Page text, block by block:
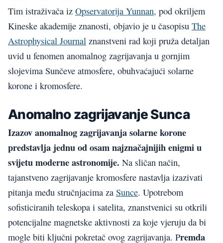
Tim istraživača iz Opservatorija Yunnan, pod okriljem
Kineske akademije znanosti, objavio je u časopisu The
Astrophysical Journal znanstveni rad koji pruža detaljan
uvid u fenomen anomalnog zagrijavanja u gornjim
slojevima Sunčeve atmosfere, obuhvaćajući solarne
korone i kromosfere.
Anomalno zagrijavanje Sunca
Izazov anomalnog zagrijavanja solarne korone
predstavlja jednu od osam najznačajnijih enigmi u
svijetu moderne astronomije. Na sličan način,
tajanstveno zagrijavanje kromosfere nastavlja izazivati
pitanja među stručnjacima za Sunce. Upotrebom
sofisticiranih teleskopa i satelita, znanstvenici su otkrili
potencijalne magnetske aktivnosti za koje vjeruju da bi
mogle biti ključni pokretač ovog zagrijavanja. Premda